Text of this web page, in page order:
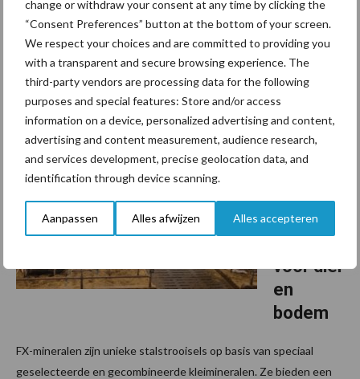
change or withdraw your consent at any time by clicking the
“Consent Preferences” button at the bottom of your screen.
We respect your choices and are committed to providing you
with a transparent and secure browsing experience. The
third-party vendors are processing data for the following
purposes and special features: Store and/or access
information on a device, personalized advertising and content,
advertising and content measurement, audience research,
and services development, precise geolocation data, and
identification through device scanning.
Aanpassen Alles afwijzen Alles accepteren
Het bedrijf van de familie Prins in het Friese Hantumhuzen heeft
zich in de loop der jaren flink ontwikkeld. In hectares, in het aantal
dieren, in productie, maar ook in koecomfort. “Een koe moet goed
kunnen liggen en makkelijk ...Lees meer
Van onze
partner Berg
ef FX-
stalstro
oisel
voor dier
en
bodem
18 augustus 2025
FX-mineralen zijn unieke stalstrooisels op basis van speciaal
geselecteerde en gecombineerde kleimineralen. Ze bieden een